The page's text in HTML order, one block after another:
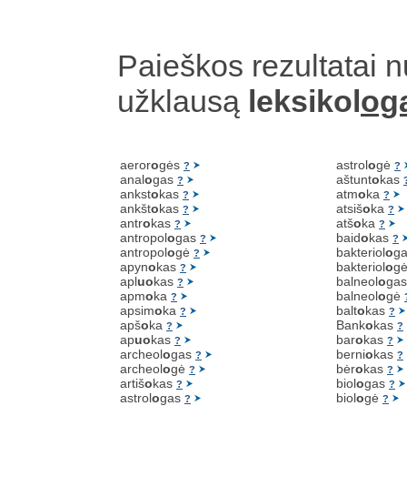
Paieškos rezultatai
užklausą leksikol
aerorogės ?
analogas ?
ankstokas ?
ankštokas ?
antrokas ?
antropologas ?
antropologė ?
apynokas ?
apluokas ?
apmoka ?
apsimoka ?
apšoka ?
apuokas ?
archeologas ?
archeologė ?
artišokas ?
astrologas ?
astrologė ?
aštuntokas
atmoka ?
atsišoka ?
atšoka ?
baidokas ?
bakteriolo
bakteriolo
balneolo
balneologė
baltokas ?
Bankokas ?
barokas ?
berniokas ?
bėrokas ?
biologas ?
biologė ?